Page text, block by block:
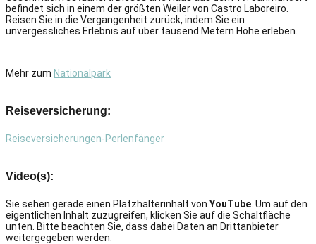
befindet sich in einem der größten Weiler von Castro Laboreiro.
Reisen Sie in die Vergangenheit zurück, indem Sie ein
unvergessliches Erlebnis auf über tausend Metern Höhe erleben.
Mehr zum Nationalpark
Reiseversicherung:
Reiseversicherungen-Perlenfänger
Video(s):
Sie sehen gerade einen Platzhalterinhalt von YouTube . Um auf den
eigentlichen Inhalt zuzugreifen, klicken Sie auf die Schaltfläche
unten. Bitte beachten Sie, dass dabei Daten an Drittanbieter
weitergegeben werden.